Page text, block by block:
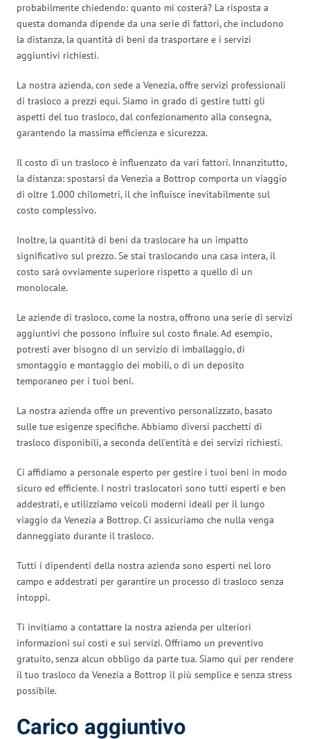
probabilmente chiedendo: quanto mi costerà? La risposta a
questa domanda dipende da una serie di fattori, che includono
la distanza, la quantità di beni da trasportare e i servizi
aggiuntivi richiesti.
La nostra azienda, con sede a Venezia, offre servizi professionali
di trasloco a prezzi equi. Siamo in grado di gestire tutti gli
aspetti del tuo trasloco, dal confezionamento alla consegna,
garantendo la massima efficienza e sicurezza.
Il costo di un trasloco è influenzato da vari fattori. Innanzitutto,
la distanza: spostarsi da Venezia a Bottrop comporta un viaggio
di oltre 1.000 chilometri, il che influisce inevitabilmente sul
costo complessivo.
Inoltre, la quantità di beni da traslocare ha un impatto
significativo sul prezzo. Se stai traslocando una casa intera, il
costo sarà ovviamente superiore rispetto a quello di un
monolocale.
Le aziende di trasloco, come la nostra, offrono una serie di servizi
aggiuntivi che possono influire sul costo finale. Ad esempio,
potresti aver bisogno di un servizio di imballaggio, di
smontaggio e montaggio dei mobili, o di un deposito
temporaneo per i tuoi beni.
La nostra azienda offre un preventivo personalizzato, basato
sulle tue esigenze specifiche. Abbiamo diversi pacchetti di
trasloco disponibili, a seconda dell’entità e dei servizi richiesti.
Ci affidiamo a personale esperto per gestire i tuoi beni in modo
sicuro ed efficiente. I nostri traslocatori sono tutti esperti e ben
addestrati, e utilizziamo veicoli moderni ideali per il lungo
viaggio da Venezia a Bottrop. Ci assicuriamo che nulla venga
danneggiato durante il trasloco.
Tutti i dipendenti della nostra azienda sono esperti nel loro
campo e addestrati per garantire un processo di trasloco senza
intoppi.
Ti invitiamo a contattare la nostra azienda per ulteriori
informazioni sui costi e sui servizi. Offriamo un preventivo
gratuito, senza alcun obbligo da parte tua. Siamo qui per rendere
il tuo trasloco da Venezia a Bottrop il più semplice e senza stress
possibile.
Carico aggiuntivo